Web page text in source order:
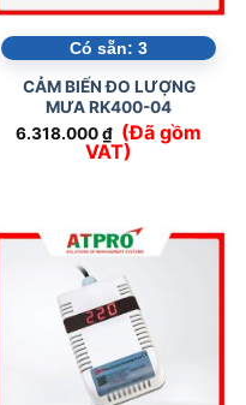
Có sẵn: 3
CẢM BIẾN ĐO LƯỢNG
MƯA RK400-04
6.318.000₫ (Đã gồm
VAT)